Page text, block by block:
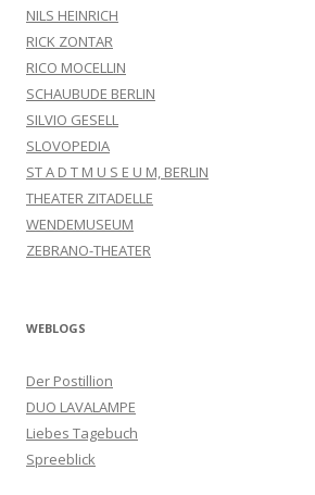
NILS HEINRICH
RICK ZONTAR
RICO MOCELLIN
SCHAUBUDE BERLIN
SILVIO GESELL
SLOVOPEDIA
ST A D T M U S E U M, BERLIN
THEATER ZITADELLE
WENDEMUSEUM
ZEBRANO-THEATER
WEBLOGS
Der Postillion
DUO LAVALAMPE
Liebes Tagebuch
Spreeblick